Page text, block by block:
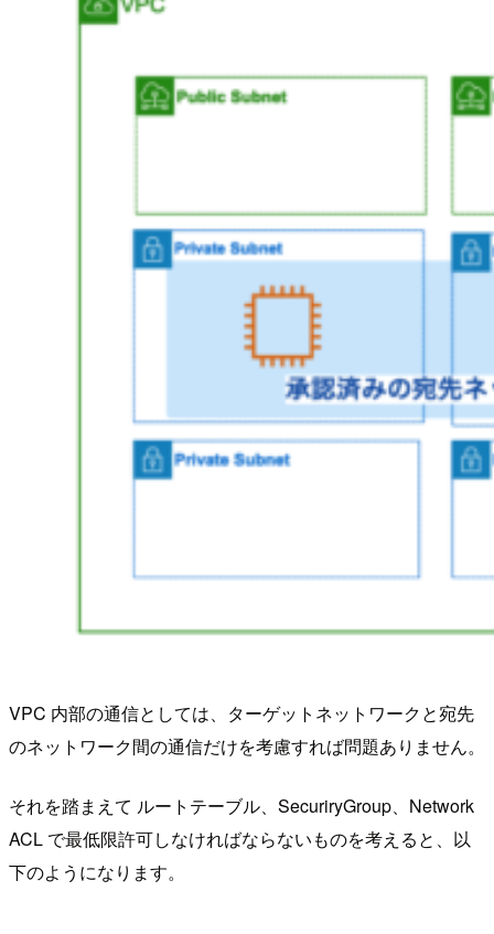
VPC 内部の通信としては、ターゲットネットワークと宛先
のネットワーク間の通信だけを考慮すれば問題ありません。
それを踏まえて ルートテーブル、SecuriryGroup、Network
ACL で最低限許可しなければならないものを考えると、以
下のようになります。